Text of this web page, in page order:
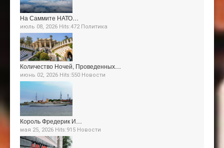
На Саммите НАТО…
июль 08, 2026 Hits:472 Политика
Количество Ночей, Проведенных…
июнь 02, 2026 Hits:550 Новости
Король Фредерик И…
мая 25, 2026 Hits:915 Новости